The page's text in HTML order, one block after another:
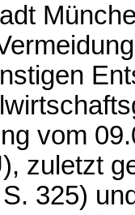
vom
zuletzt
325)